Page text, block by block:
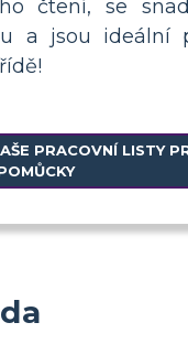
čtení, se
a jsou ideální
PRACOVNÍ LISTY